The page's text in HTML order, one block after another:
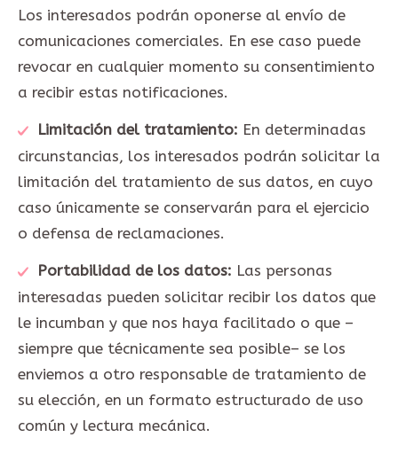
Los interesados podrán oponerse al envío de
comunicaciones comerciales. En ese caso puede
revocar en cualquier momento su consentimiento
a recibir estas notificaciones.
Limitación del tratamiento: En determinadas
circunstancias, los interesados podrán solicitar la
limitación del tratamiento de sus datos, en cuyo
caso únicamente se conservarán para el ejercicio
o defensa de reclamaciones.
Portabilidad de los datos: Las personas
interesadas pueden solicitar recibir los datos que
le incumban y que nos haya facilitado o que –
siempre que técnicamente sea posible– se los
enviemos a otro responsable de tratamiento de
su elección, en un formato estructurado de uso
común y lectura mecánica.